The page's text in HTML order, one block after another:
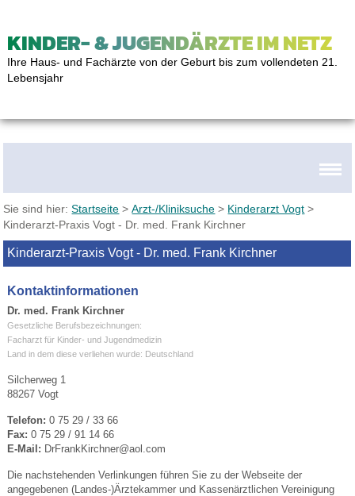
KINDER- & JUGENDÄRZTE IM NETZ
Ihre Haus- und Fachärzte von der Geburt bis zum vollendeten 21.
Lebensjahr
Sie sind hier:Startseite >Arzt-/Kliniksuche > Kinderarzt Vogt >
Kinderarzt-Praxis Vogt - Dr. med. Frank Kirchner
Kinderarzt-Praxis Vogt - Dr. med. Frank Kirchner
Kontaktinformationen
Dr. med. Frank Kirchner
Gesetzliche Berufsbezeichnungen:
Facharzt für Kinder- und Jugendmedizin
Land in dem diese verliehen wurde: Deutschland
Silcherweg 1
88267 Vogt
Telefon: 0 75 29 / 33 66
Fax: 0 75 29 / 91 14 66
E-Mail: DrFrankKirchner@aol.com
Die nachstehenden Verlinkungen führen Sie zu der Webseite der
angegebenen (Landes-)Ärztekammer und Kassenärztlichen Vereinigung